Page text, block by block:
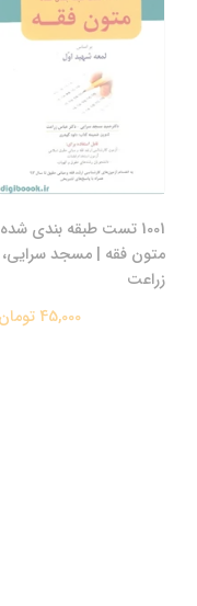
1001 تست طبقه بندی شده
متون فقه | مسجد سرایی،
زراعت
45,000 تومان